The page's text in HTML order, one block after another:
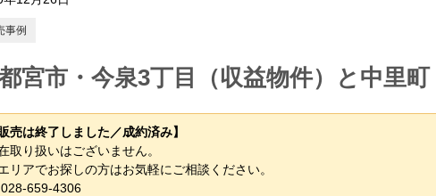
事例
宮市・今泉3丁目（収益物件）と中里町
販売は終了しました／成約済み】
取り扱いはございません。
リアでお探しの方はお気軽にご相談ください。
659-4306